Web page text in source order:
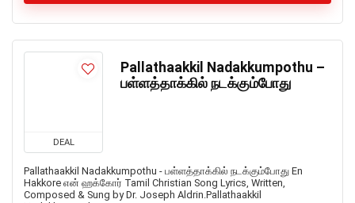
DEAL
Pallathaakkil Nadakkumpothu –
பள்ளத்தாக்கில் நடக்கும்போது
Pallathaakkil Nadakkumpothu - பள்ளத்தாக்கில் நடக்கும்போது En
Hakkore என் ஹக்கோர் Tamil Christian Song Lyrics, Written,
Composed & Sung by Dr. Joseph Aldrin.Pallathaakkil